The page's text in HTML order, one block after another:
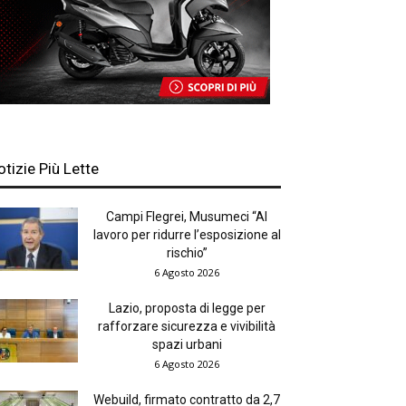
Più Lette
Campi Flegrei, Musumeci “Al
lavoro per ridurre l’esposizione al
rischio”
6 Agosto 2026
Lazio, proposta di legge per
rafforzare sicurezza e vivibilità
spazi urbani
6 Agosto 2026
Webuild, firmato contratto da 2,7